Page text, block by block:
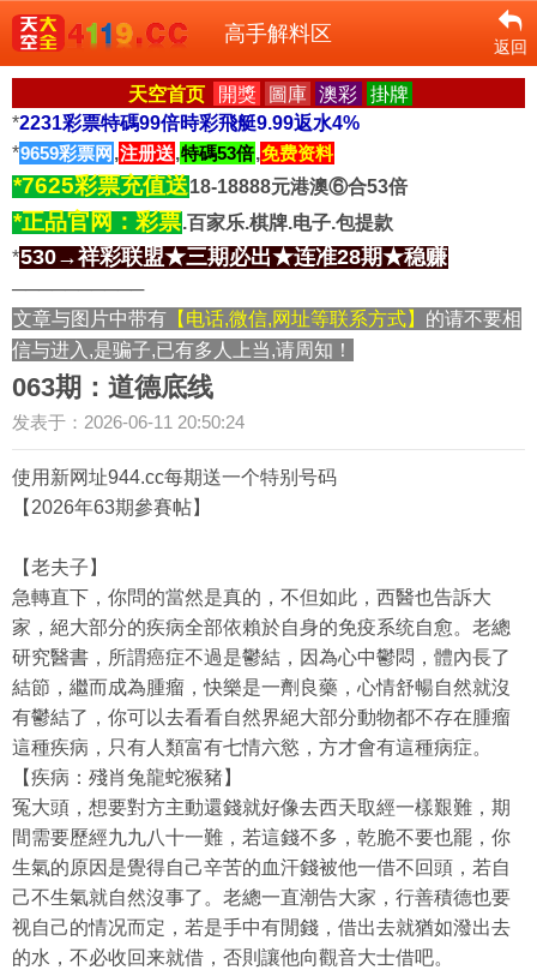
高手解料区
返回
天空首页 開獎 圖庫 澳彩
掛牌
*2231彩票特碼99倍時彩飛艇9.99返水4%
*9659彩票网 ,注册送,特碼53倍,免费资料
*7625彩票充值送18-18888元港澳⑥合53倍
*正品官网：彩票.百家乐.棋牌.电子.包提款
*530→祥彩联盟★三期必出★连准28期★稳赚
──────────
文章与图片中带有 【电话,微信,网址等联系方式】 的请不要相
信与进入,是骗子,已有多人上当,请周知！
063期：道德底线
发表于：2026-06-11 20:50:24
使用新网址944.cc每期送一个特别号码
【2026年63期參賽帖】
【老夫子】
急轉直下，你問的當然是真的，不但如此，西醫也告訴大
家，絕大部分的疾病全部依賴於自身的免疫系统自愈。老總
研究醫書，所謂癌症不過是鬱結，因為心中鬱悶，體內長了
結節，繼而成為腫瘤，快樂是一劑良藥，心情舒暢自然就沒
有鬱結了，你可以去看看自然界絕大部分動物都不存在腫瘤
這種疾病，只有人類富有七情六慾，方才會有這種病症。
【疾病：殘肖兔龍蛇猴豬】
冤大頭，想要對方主動還錢就好像去西天取經一樣艱難，期
間需要歷經九九八十一難，若這錢不多，乾脆不要也罷，你
生氣的原因是覺得自己辛苦的血汗錢被他一借不回頭，若自
己不生氣就自然沒事了。老總一直潮告大家，行善積德也要
视自己的情况而定，若是手中有閒錢，借出去就猶如潑出去
的水，不必收回来就借，否則讓他向觀音大士借吧。